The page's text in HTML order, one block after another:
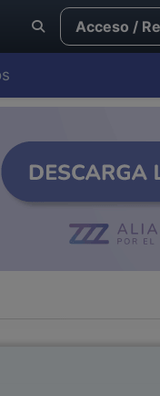
Acceso /